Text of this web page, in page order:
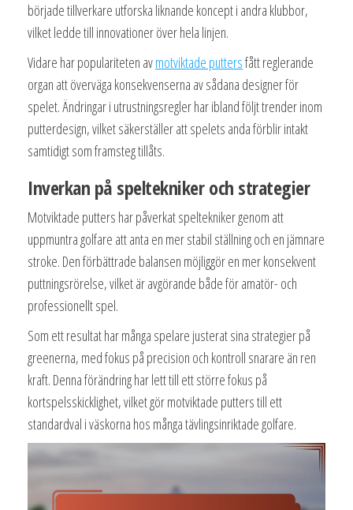
började tillverkare utforska liknande koncept i andra klubbor,
vilket ledde till innovationer över hela linjen.
Vidare har populariteten avmotviktade puttersfått reglerande
organ att överväga konsekvenserna av sådana designer för
spelet. Ändringar i utrustningsregler har ibland följt trender inom
putterdesign, vilket säkerställer att spelets anda förblir intakt
samtidigt som framsteg tillåts.
Inverkan på speltekniker och strategier
Motviktade putters har påverkat speltekniker genom att
uppmuntra golfare att anta en mer stabil ställning och en jämnare
stroke. Den förbättrade balansen möjliggör en mer konsekvent
puttningsrörelse, vilket är avgörande både för amatör- och
professionellt spel.
Som ett resultat har många spelare justerat sina strategier på
greenerna, med fokus på precision och kontroll snarare än ren
kraft. Denna förändring har lett till ett större fokus på
kortspelsskicklighet, vilket gör motviktade putters till ett
standardval i väskorna hos många tävlingsinriktade golfare.